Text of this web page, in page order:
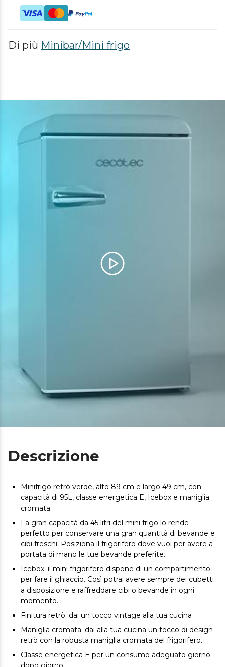
Di più Minibar/Mini frigo
Descrizione
Minifrigo retrò verde, alto 89 cm e largo 49 cm, con
capacità di 95L, classe energetica E, Icebox e maniglia
cromata.
La gran capacità da 45 litri del mini frigo lo rende
perfetto per conservare una gran quantità di bevande e
cibi freschi. Posiziona il frigorifero dove vuoi per avere a
portata di mano le tue bevande preferite.
Icebox: il mini frigorifero dispone di un compartimento
per fare il ghiaccio. Così potrai avere sempre dei cubetti
a disposizione e raffreddare cibi o bevande in ogni
momento.
Finitura retrò: dai un tocco vintage alla tua cucina
Maniglia cromata: dai alla tua cucina un tocco di design
retrò con la robusta maniglia cromata del frigorifero.
Classe energetica E per un consumo adeguato giorno